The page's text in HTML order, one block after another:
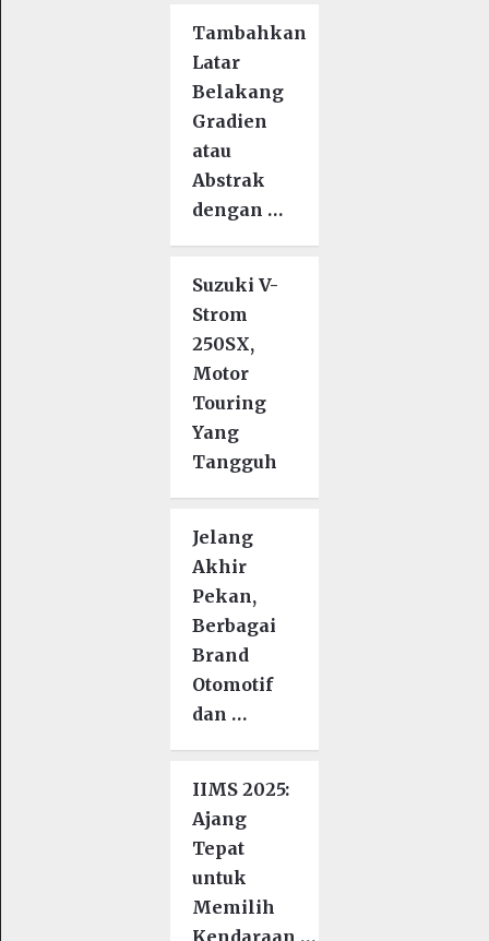
Tambahkan
Latar
Belakang
Gradien
atau
Abstrak
dengan …
Suzuki V-
Strom
250SX,
Motor
Touring
Yang
Tangguh
Jelang
Akhir
Pekan,
Berbagai
Brand
Otomotif
dan …
IIMS 2025:
Ajang
Tepat
untuk
Memilih
Kendaraan …